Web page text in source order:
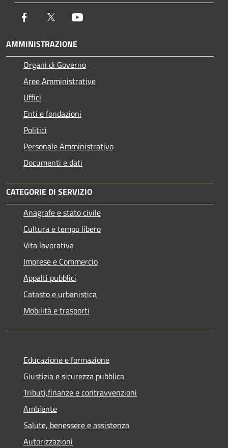
Facebook Twitter
AMMINISTRAZIONE
Organi di Governo
Aree Amministrative
Uffici
Enti e fondazioni
Politici
Personale Amministrativo
Documenti e dati
CATEGORIE DI SERVIZIO
Anagrafe e stato civile
Cultura e tempo libero
Vita lavorativa
Imprese e Commercio
Appalti pubblici
Catasto e urbanistica
Mobilità e trasporti
Educazione e formazione
Giustizia e sicurezza pubblica
Tributi,finanze e contravvenzioni
Ambiente
Salute, benessere e assistenza
Autorizzazioni